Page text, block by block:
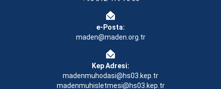
e-Posta:
maden@maden.org.tr
Kep Adresi:
madenmuhodasi@hs03.kep.tr
madenmuhisletmesi@hs03.kep.tr